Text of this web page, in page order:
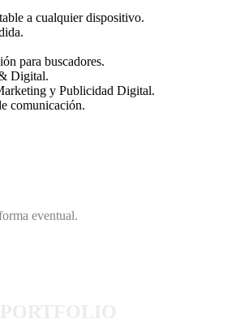
a cualquier dispositivo.
para buscadores.
Digital.
y Publicidad Digital.
comunicación.
eventual.